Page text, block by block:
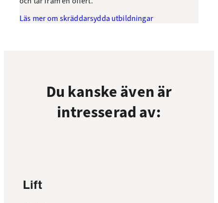
Läs mer om skräddarsydda utbildningar
Du kanske även är
intresserad av:
Lift